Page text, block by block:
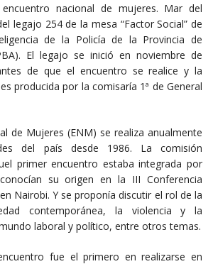
encuentro nacional de mujeres. Mar del
legajo 254 de la mesa “Factor Social” de
de la Policía de la Provincia de
El legajo se inició en noviembre de
de que el encuentro se realice y la
producida por la comisaría 1ª de General
de Mujeres (ENM) se realiza anualmente
del país desde 1986. La comisión
primer encuentro estaba integrada por
su origen en la III Conferencia
Nairobi. Y se proponía discutir el rol de la
contemporánea, la violencia y la
laboral y político, entre otros temas.
fue el primero en realizarse en